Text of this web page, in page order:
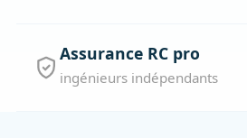
Assurance RC pro
ingénieurs indépendants